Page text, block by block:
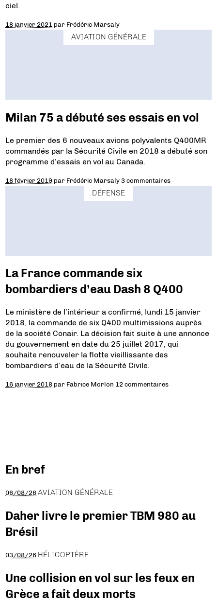
ciel.
18 janvier 2021 par Frédéric Marsaly
AVIATION GÉNÉRALE
Milan 75 a débuté ses essais en vol
Le premier des 6 nouveaux avions polyvalents Q400MR
commandés par la Sécurité Civile en 2018 a débuté son
programme d’essais en vol au Canada.
18 février 2019 par Frédéric Marsaly 3 commentaires
DÉFENSE
La France commande six
bombardiers d’eau Dash 8 Q400
Le ministère de l’intérieur a confirmé, lundi 15 janvier
2018, la commande de six Q400 multimissions auprès
de la société Conair. La décision fait suite à une annonce
du gouvernement en date du 25 juillet 2017, qui
souhaite renouveler la flotte vieillissante des
bombardiers d’eau de la Sécurité Civile.
16 janvier 2018 par Fabrice Morlon 12 commentaires
En bref
06/08/26 AVIATION GÉNÉRALE
Daher livre le premier TBM 980 au
Brésil
03/08/26 HÉLICOPTÈRE
Une collision en vol sur les feux en
Grèce a fait deux morts